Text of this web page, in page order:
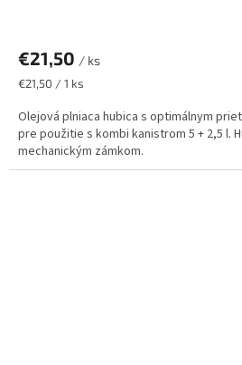
€21,50 / ks
Jednotková
€21,50 / 1 ks
Olejová plniaca hubica s optimálnym
pre použitie s kombi kanistrom 5 + 2,5 l.
mechanickým zámkom.